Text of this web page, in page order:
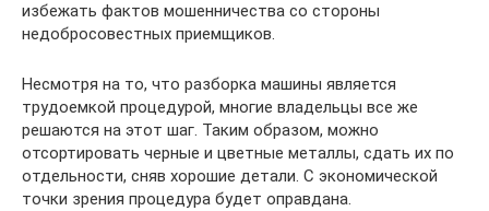
избежать фактов мошенничества со стороны
недобросовестных приемщиков.
Несмотря на то, что разборка машины является
трудоемкой процедурой, многие владельцы все же
решаются на этот шаг. Таким образом, можно
отсортировать черные и цветные металлы, сдать их по
отдельности, сняв хорошие детали. С экономической
точки зрения процедура будет оправдана.